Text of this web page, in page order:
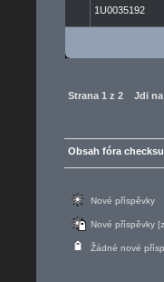
1U0035192
Strana 1 z 2 Jdi na
Obsah fóra
Nové příspěvky
Nové příspěvky
Žádné nové